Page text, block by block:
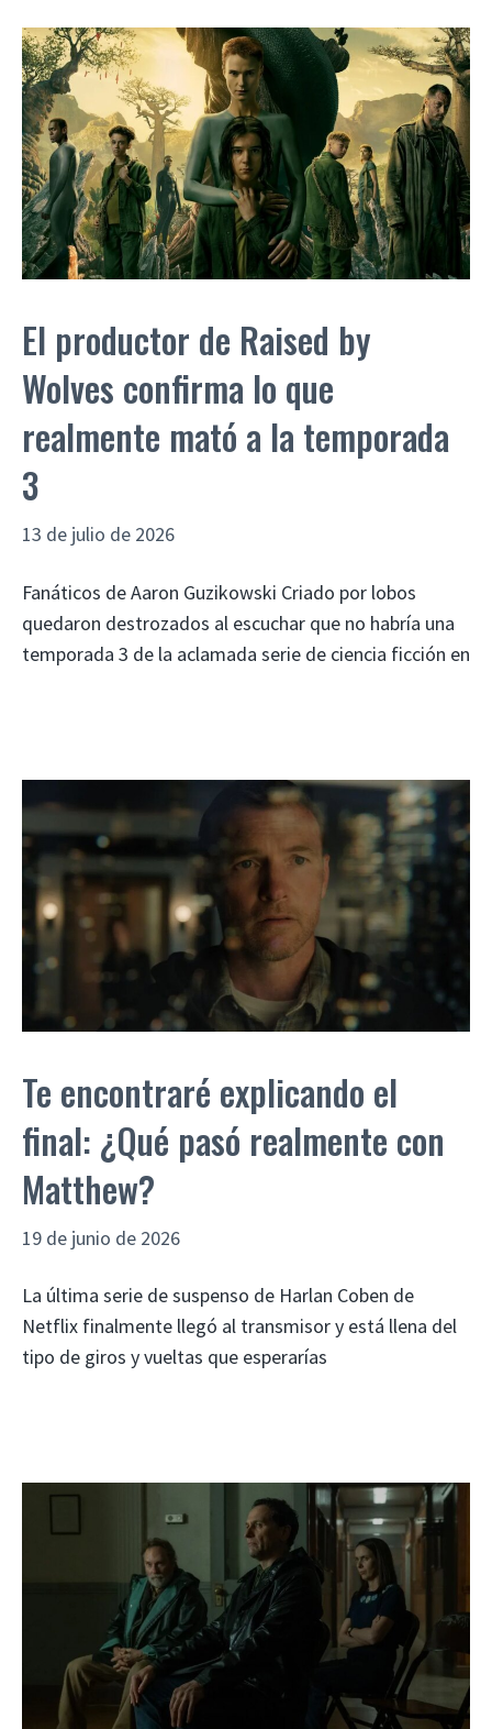
El productor de Raised by
Wolves confirma lo que
realmente mató a la temporada
3
13 de julio de 2026
Fanáticos de Aaron Guzikowski Criado por lobos
quedaron destrozados al escuchar que no habría una
temporada 3 de la aclamada serie de ciencia ficción en
Te encontraré explicando el
final: ¿Qué pasó realmente con
Matthew?
19 de junio de 2026
La última serie de suspenso de Harlan Coben de
Netflix finalmente llegó al transmisor y está llena del
tipo de giros y vueltas que esperarías